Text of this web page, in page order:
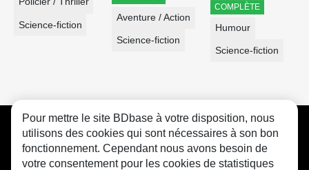
Policier / Thriller
Science-fiction
Aventure / Action
Science-fiction
COMPLÈTE
Humour
Science-fiction
CGU FAQ Contact Cookies
Pour mettre le site BDbase à votre disposition, nous
utilisons des cookies qui sont nécessaires à son bon
fonctionnement. Cependant nous avons besoin de
votre consentement pour les cookies de statistiques